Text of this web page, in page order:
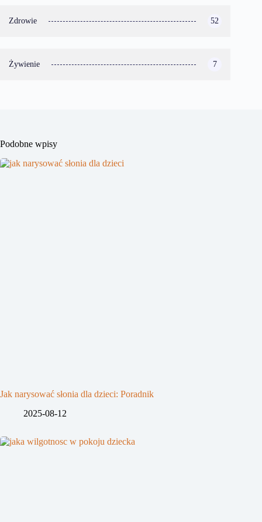
Zdrowie 52
Żywienie 7
Podobne wpisy
Jak narysować słonia dla dzieci: Poradnik
2025-08-12